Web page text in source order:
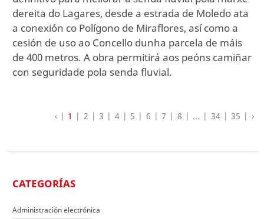
dereita do Lagares, desde a estrada de Moledo ata
a conexión co Polígono de Miraflores, así como a
cesión de uso ao Concello dunha parcela de máis
de 400 metros. A obra permitirá aos peóns camiñar
con seguridade pola senda fluvial.
‹ 1 2 3 4 5 6 7 8 ... 34 35 ›
CATEGORÍAS
Administración electrónica